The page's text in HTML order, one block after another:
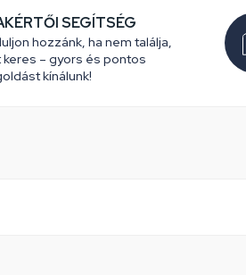
SEGÍTSÉG
hozzánk, ha nem találja,
keres – gyors és pontos
kínálunk!